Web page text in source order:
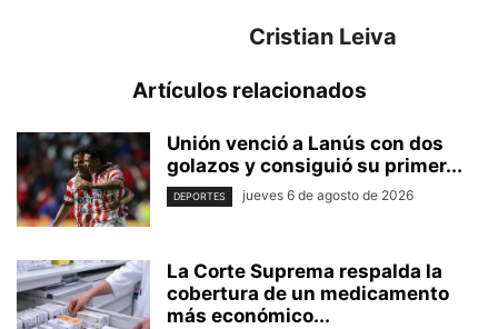
Cristian Leiva
Artículos relacionados
Unión venció a Lanús con dos
golazos y consiguió su primer...
DEPORTES jueves 6 de agosto de 2026
La Corte Suprema respalda la
cobertura de un medicamento
más económico...